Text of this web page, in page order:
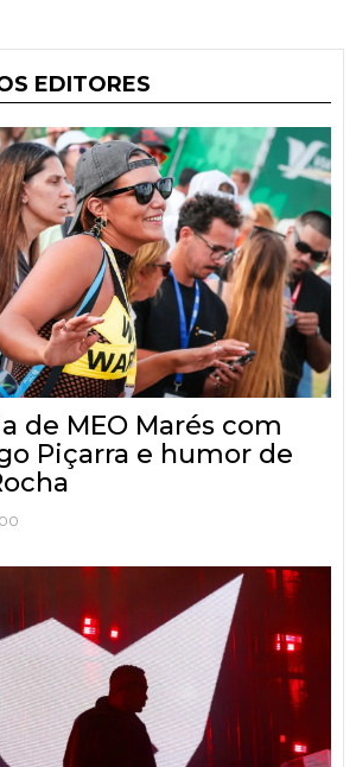
EDITORES
de MEO Marés com
Piçarra e humor de